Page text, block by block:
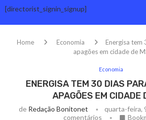
[directorist_signin_signup]
Home Economia
Energisa tem
apagões em cidade de
Economia
ENERGISA TEM 30 DIAS
APAGÕES EM CIDADE
de Redação Bonitonet quarta-feira,
comentários